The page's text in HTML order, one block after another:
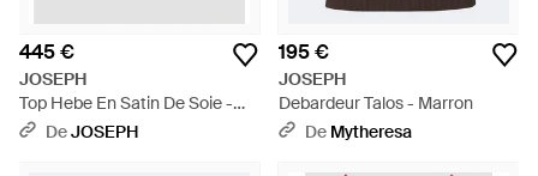
445 €
JOSEPH
Top Hebe En Satin De Soie -
Neutre
DeJOSEPH
195 €
JOSEPH
Debardeur Talos - Marron
De Mytheresa